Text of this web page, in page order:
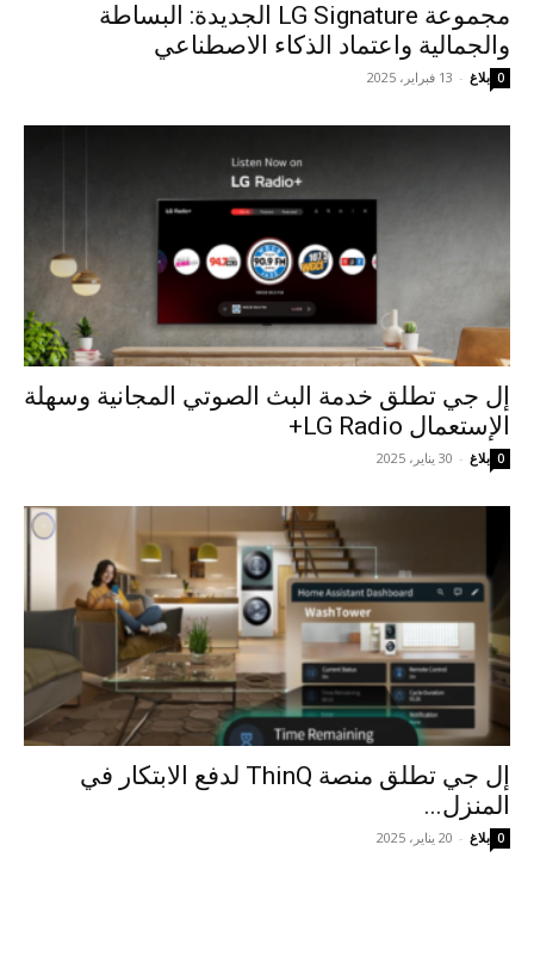
مجموعة LG Signature الجديدة: البساطة
والجمالية واعتماد الذكاء الاصطناعي
بلاغ - 13 فبراير، 2025 0
إل جي تطلق خدمة البث الصوتي المجانية وسهلة
الإستعمال LG Radio+
بلاغ - 30 يناير، 2025 0
إل جي تطلق منصة ThinQ لدفع الابتكار في
المنزل...
بلاغ - 20 يناير، 2025 0